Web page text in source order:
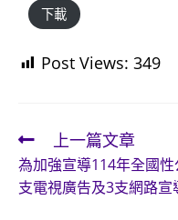
下載
Post Views: 349
Read
more
articles
上一篇文章
為加強宣導114年全國
支電視廣告及3支網路宣